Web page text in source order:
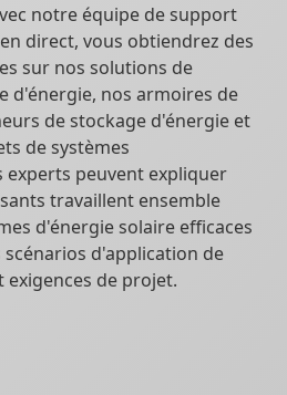
notre équipe de support
direct, vous obtiendrez des
sur nos solutions de
d'énergie, nos armoires de
de stockage d'énergie et
de systèmes
experts peuvent expliquer
travaillent ensemble
d'énergie solaire efficaces
d'application de
de projet.